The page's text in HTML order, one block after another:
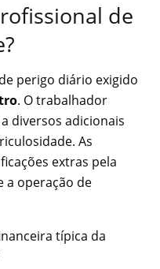
de
perigo diário exigido
. O trabalhador
diversos adicionais
As
extras pela
a operação de
típica da